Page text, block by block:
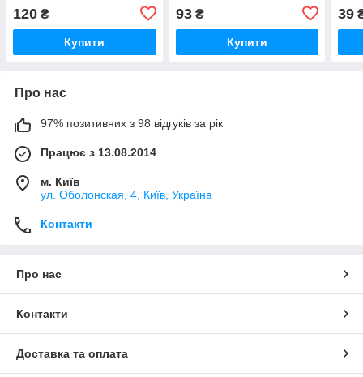
120 ₴
Купити
93₴
Купити
39
Про нас
97% позитивних з 98 відгуків за рік
Працює з 13.08.2014
м. Київ
ул. Оболонская, 4, Київ, Україна
Контакти
Про нас
Контакти
Доставка та оплата